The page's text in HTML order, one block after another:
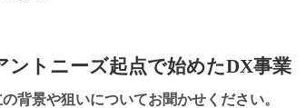
ントニーズ起点で始めたDX事業
背景や狙いについてお聞かせください。